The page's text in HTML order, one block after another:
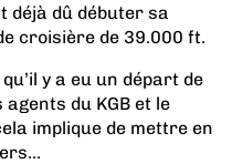
déjà dû débuter sa
croisière de 39.000 ft.
y a eu un départ de
du KGB et le
implique de mettre en